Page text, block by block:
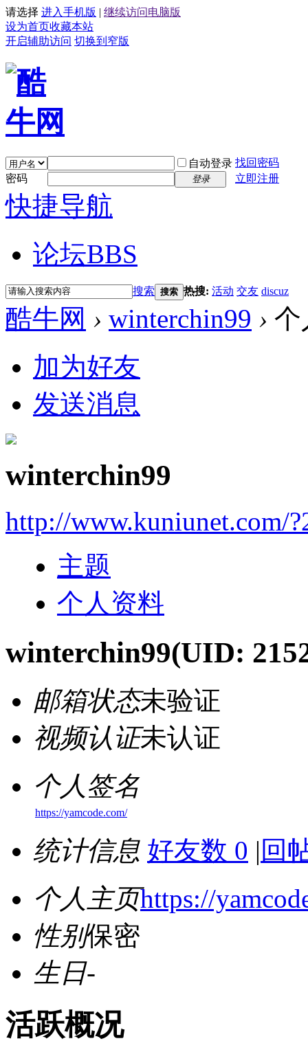
请选择 进入手机版 | 继续访问电脑版
设为首页收藏本站
开启辅助访问 切换到窄版
自动登录 找回密码
密码
登录 立即注册
快捷导航
论坛BBS
搜索 搜索 热搜: 活动 交友 discuz
酷牛网 › winterchin99 › 个
加为好友
发送消息
winterchin99
http://www.kuniunet.com/
主题
个人资料
winterchin99(UID:
邮箱状态未验证
视频认证未认证
个人签名
https://yamcode.com/
统计信息 好友数 0 | 回
个人主页https://
性别保密
生日-
活跃概况